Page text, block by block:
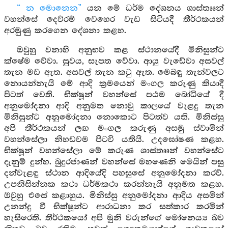
“ න මොනෙන” යන මේ ධර්ම දේශනය ශාස්තෲන්
වහන්සේ දෙව්රම් වෙහෙර වැඩ සිටියදී තීර්ථකයන්
අරමුණු කරගෙන දේශනා කළහ.
ඔවුහු වනාහි අනුභව කළ ස්ථානයේදී මිනිසුන්ට
ක්ෂේම වේවා. සුවය, සැපත වේවා. ආයු වැඩේවා අසවල්
තැන මඩ ඇත. අසවල් තැන කටු ඇත. මෙබඳු තැන්වලට
නොයන්නැයි මේ ආදි ක්‍රමයෙන් මංගල කරුණු කියාදී
පිටත් වෙති. භික්ෂූන් වහන්සේ පඨම බෝධියේ දී
අනුමෝදනා ආදි අනුමත නොවු කාලයේ වැළදු තැන
මිනිසුන්ට අනුමෝදනා නොකොට පිටත්ව යති. මිනිස්සු
අපි තීර්ථකයන් ලඟ මංගල කරුණු අසමු ස්වාමීන්
වහන්සේලා නිහඩවම පිටවි යතියි. උදඝෝෂණ කළහ.
භික්ෂූන් වහන්සේලා මේ කරුණ ශාස්තෲන් වහන්සේට
දැනුම් දුන්හ. බුදුරජාණන් වහන්සේ මහණෙනි මෙයින් පසු
දන්වැළඳු ස්ථාන ආදියේදි පහසුසේ අනුමෝදනා කරව්.
උපනිසින්නක කථා ධර්මකථා කරන්නැයි අනුමත කළහ.
ඔවුහු එසේ කළාහුය. මිනිස්සු අනුමෝදනා ආදිය අසමින්
උනන්දු වී භික්ෂූන්ට ආරාධනා කර සත්කාර කරමින්
හැසිරෙති. තීර්ථකයෝ අපි මුනි වරුන්ගේ මෝනෙය්‍ය බව